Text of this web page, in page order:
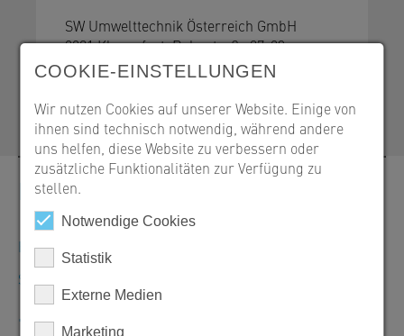
SW Umwelttechnik Österreich GmbH
9021 Klagenfurt, Bahnstraße 87-93
+43 463 32109-100
office@sw-umwelttechnik.at
Kontakt
Bestellungen, Angebote und Produktinformationen
SW Umwelttechnik Österreich GmbH
+43 463 32109-100
COOKIE-EINSTELLUNGEN
Wir nutzen Cookies auf unserer Website. Einige von
ihnen sind technisch notwendig, während andere
uns helfen, diese Website zu verbessern oder
zusätzliche Funktionalitäten zur Verfügung zu
stellen.
Notwendige Cookies
Statistik
Externe Medien
Marketing